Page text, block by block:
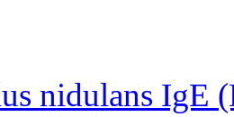
nidulans IgE